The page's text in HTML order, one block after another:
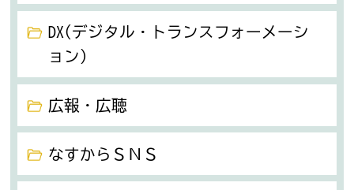
DX(デジタル・トランスフォーメーシ
ョン）
広報・広聴
なすからＳＮＳ